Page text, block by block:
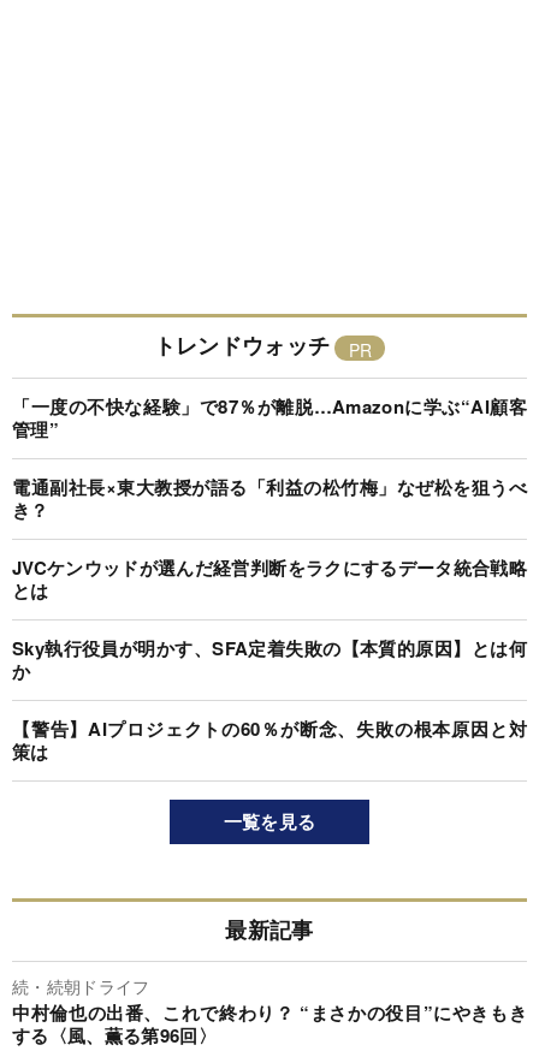
トレンドウォッチ
「一度の不快な経験」で87％が離脱…Amazonに学ぶ“AI顧客
管理”
電通副社長×東大教授が語る「利益の松竹梅」なぜ松を狙うべ
き？
JVCケンウッドが選んだ経営判断をラクにするデータ統合戦略
とは
Sky執行役員が明かす、SFA定着失敗の【本質的原因】とは何
か
【警告】AIプロジェクトの60％が断念、失敗の根本原因と対
策は
一覧を見る
最新記事
続・続朝ドライフ
中村倫也の出番、これで終わり？ “まさかの役目”にやきもき
する〈風、薫る第96回〉